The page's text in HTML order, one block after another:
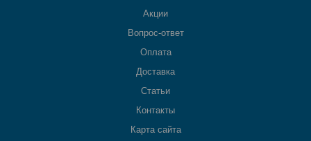
Акции
Вопрос-ответ
Оплата
Доставка
Статьи
Контакты
Карта сайта